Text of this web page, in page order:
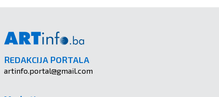
REDAKCIJA PORTALA
artinfo.portal@gmail.com